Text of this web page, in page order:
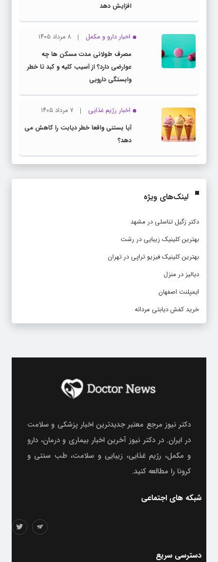
افزایش دهد
اخبار دارو و مکمل
۸ مرداد ۱۴۰۵
مصرف طولانی مدت مسکن ها چه
عوارضی دارد؟ از آسیب کلیه و کبد تا خطر
وابستگی دارویی
اخبار رژیم غذایی
۷ مرداد ۱۴۰۵
آیا بستنی واقعا خطر دیابت را کاهش می
دهد؟
لینک‌های ویژه
دکتر زگیل تناسلی در مشهد
بهترین کلینیک زیبایی در رشت
بهترین کلینیک فیزیو تراپی در تهران
دیالیز در منزل
ایمپلنت اصفهان
خرید کفش دیابتی مردانه
دکتر نیوز مرجع معتبر جدیدترین اخبار پزشکی و سلامت
در ایران. در دکتر نیوز آخرین اخبار بیماری و درمان، دارو
و مکمل، رژیم غذایی، زیبایی و سلامت، طب سنتی و
کرونا را مطالعه کنید.
شبکه های اجتماعی
دسترسی سریع